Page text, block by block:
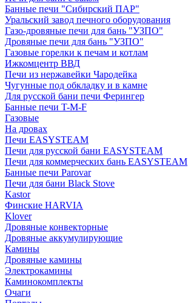
Банные печи "Сибирский ПАР"
Уральский завод печного оборудования
Газо-дровяные печи для бань "УЗПО"
Дровяные печи для бань "УЗПО"
Газовые горелки к печам и котлам
Ижкомцентр ВВД
Печи из нержавейки Чародейка
Чугунные под обкладку и в камне
Для русской бани печи Ферингер
Банные печи T-M-F
Газовые
На дровах
Печи EASYSTEAM
Печи для русской бани EASYSTEAM
Печи для коммерческих бань EASYSTEAM
Банные печи Parovar
Печи для бани Black Stove
Kastor
Финские HARVIA
Klover
Дровяные конвекторные
Дровяные аккумулирующие
Камины
Дровяные камины
Электрокамины
Каминокомплекты
Очаги